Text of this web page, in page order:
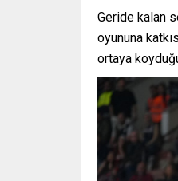
Geride kalan
oyununa
ortaya